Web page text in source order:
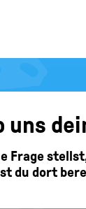
uns
Frage
du dort